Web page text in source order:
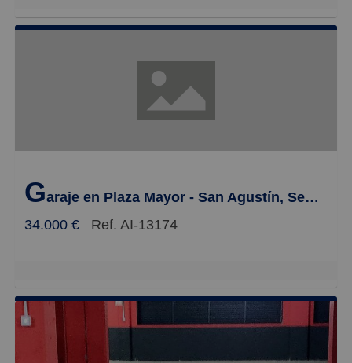
Garaje en Plaza Mayor - San Agustín, Segovia
34.000 €
Ref. AI-13174